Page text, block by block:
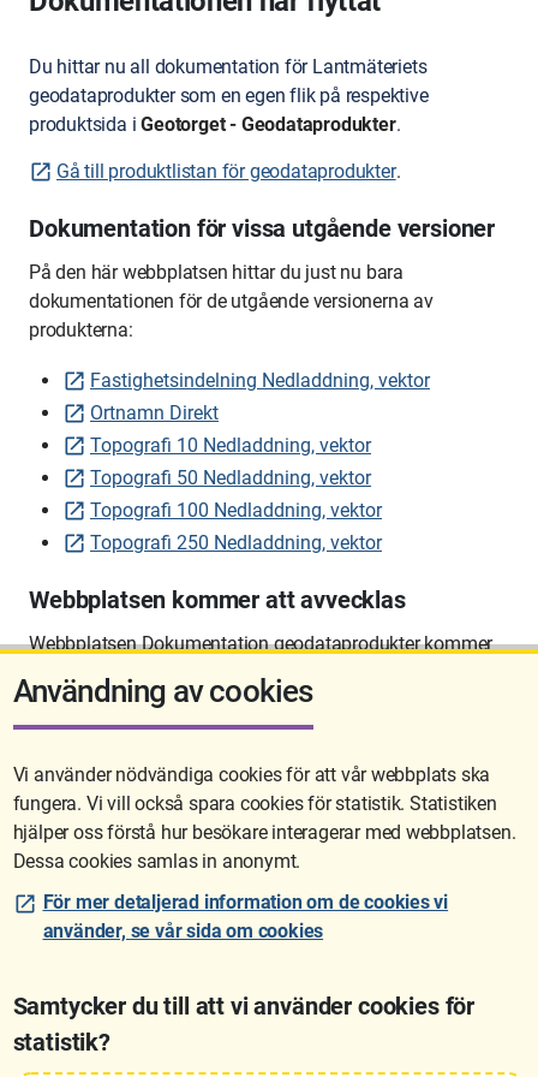
Du hittar nu all dokumentation för Lantmäteriets
geodataprodukter som en egen flik på respektive
produktsida i Geotorget - Geodataprodukter.
Gå till produktlistan för geodataprodukter.
Dokumentation för vissa utgående versioner
På den här webbplatsen hittar du just nu bara
dokumentationen för de utgående versionerna av
produkterna:
Fastighetsindelning Nedladdning, vektor
Ortnamn Direkt
Topografi 10 Nedladdning, vektor
Topografi 50 Nedladdning, vektor
Topografi 100 Nedladdning, vektor
Topografi 250 Nedladdning, vektor
Webbplatsen kommer att avvecklas
Webbplatsen Dokumentation geodataprodukter kommer
att avvecklas på sikt.
Sidan uppdaterades senast: 2026-06-10 12:58
Användning av cookies
Vi använder nödvändiga cookies för att vår webbplats ska
fungera. Vi vill också spara cookies för statistik. Statistiken
hjälper oss förstå hur besökare interagerar med webbplatsen.
Dessa cookies samlas in anonymt.
För mer detaljerad information om de cookies vi
använder, se vår sida om cookies
Samtycker du till att vi använder cookies för
statistik?
Lantmäteriet är den myndighet som kartlägger Sverige. Till våra